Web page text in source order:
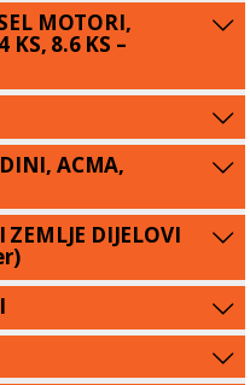
MOTORI,
KS, 8.6 KS –
ACMA,
DIJELOVI